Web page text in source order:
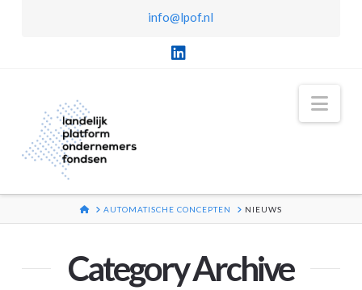
info@lpof.nl
HOMEAUTOMATISCHE CONCEPTEN NIEUWS
Category Archive